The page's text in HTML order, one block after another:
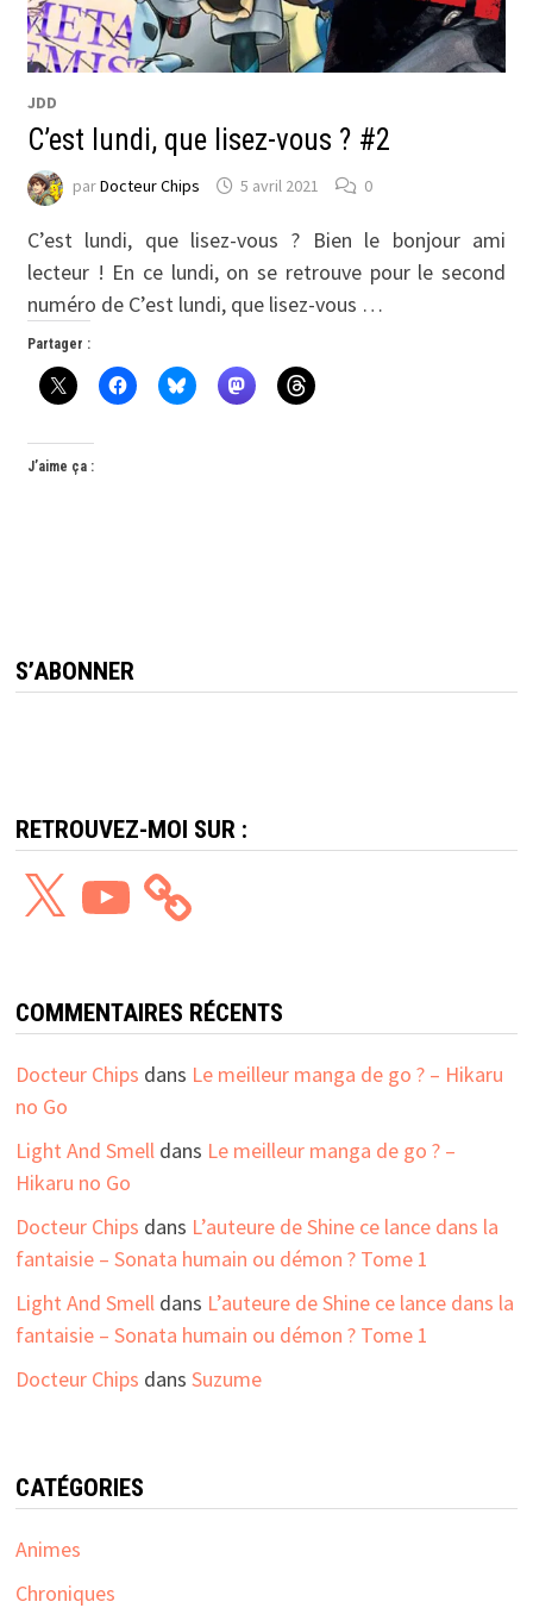
JDD
C’est lundi, que lisez-vous ? #2
parDocteur Chips 5 avril 2021 0
C’est lundi, que lisez-vous ? Bien le bonjour ami
lecteur ! En ce lundi, on se retrouve pour le second
numéro de C’est lundi, que lisez-vous …
Partager :
J’aime ça :
S’ABONNER
RETROUVEZ-MOI SUR :
YouTube
COMMENTAIRES RÉCENTS
Docteur Chips dans Le meilleur manga de go ? – Hikaru
no Go
Light And Smelldans Le meilleur manga de go ? –
Hikaru no Go
Docteur Chips dans L’auteure de Shine ce lance dans la
fantaisie – Sonata humain ou démon ? Tome 1
Light And Smelldans L’auteure de Shine ce lance dans la
fantaisie – Sonata humain ou démon ? Tome 1
Docteur Chips dans Suzume
CATÉGORIES
Animes
Chroniques